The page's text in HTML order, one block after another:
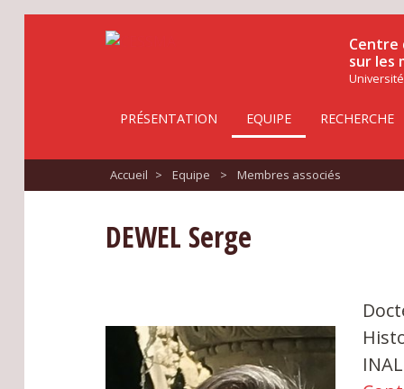
Centre
sur les
PRÉSENTATION EQUIPE RECHERCHE
Accueil > Equipe > Membres associés
DEWEL Serge